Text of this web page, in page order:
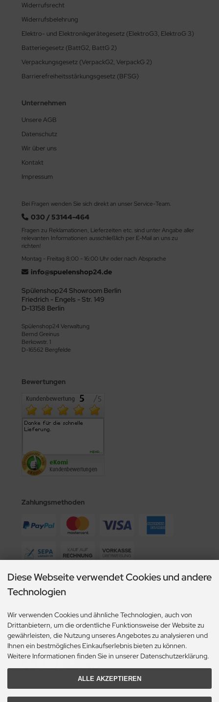
Widerrufsrecht
Widerrufsbelehrung
Elektro- und Elektronikgerätegesetz (ElektroG3, ElektroG 3)
Batteriegesetz (BattG2, BattG 2)
Verpackungsgesetz (VerpackG2, VerpackG 2)
Barrierefreiheitsstärkungsgesetz (BFSG)
Unternehmen
Unsere AGB
Datenschutz
Wir über uns
Kontakt
Impressum
Bei Fragen wenden Sie sich direkt an unser Service-Team.
030 / 53144-464
Fragen zu Reklamationen, Lieferzeiten etc. sind unter Angabe aller
relevanten Informationen ausschließlich per E-Mail an uns zu
richten!
Montag - Freitag 8:00 - 16:00 Uhr oder nach Absprache
info@spuelenshop24.de
Spülenshop24 Showroom Berlin
Friedrich - Engels - Str. 149
D-13158 Berlin
Spülenshop24 Verwaltung
Bernd Greinus
Berkowstr. 1
D-16562 Bergfelde
Bewertungen
Zahlungsmethoden
Wir versenden mit
Social Media
Diese Webseite verwendet Cookies und andere
Technologien
Wir verwenden Cookies und ähnliche Technologien, auch von
Drittanbietern, um die ordentliche Funktionsweise der Website zu
gewährleisten, die Nutzung unseres Angebotes zu analysieren und
Ihnen ein bestmögliches Einkaufserlebnis bieten zu können.
Weitere Informationen finden Sie in unserer Datenschutzerklärung.
ALLE AKZEPTIEREN